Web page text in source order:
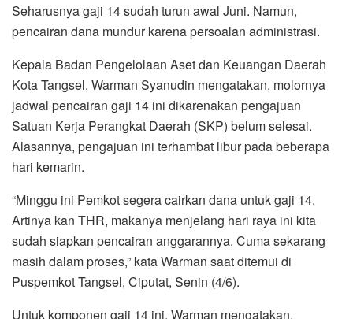
Seharusnya gaji 14 sudah turun awal Juni. Namun,
pencairan dana mundur karena persoalan administrasi.
Kepala Badan Pengelolaan Aset dan Keuangan Daerah
Kota Tangsel, Warman Syanudin mengatakan, molornya
jadwal pencairan gaji 14 ini dikarenakan pengajuan
Satuan Kerja Perangkat Daerah (SKP) belum selesai.
Alasannya, pengajuan ini terhambat libur pada beberapa
hari kemarin.
“Minggu ini Pemkot segera cairkan dana untuk gaji 14.
Artinya kan THR, makanya menjelang hari raya ini kita
sudah siapkan pencairan anggarannya. Cuma sekarang
masih dalam proses,” kata Warman saat ditemui di
Puspemkot Tangsel, Ciputat, Senin (4/6).
Untuk komponen gaji 14 ini, Warman mengatakan,